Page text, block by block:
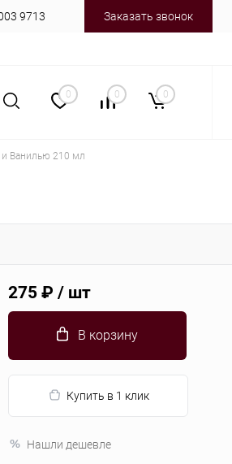
9713 Заказать звонок
0 0 0
Ванилью 210 мл
275 ₽ / шт
В корзину
Купить в 1 клик
Нашли дешевле